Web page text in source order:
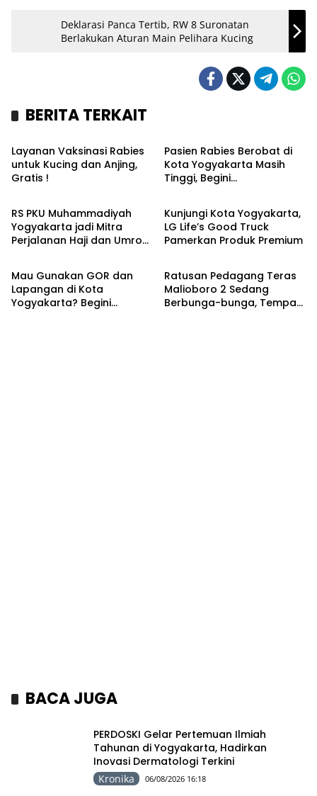
Deklarasi Panca Tertib, RW 8 Suronatan
Berlakukan Aturan Main Pelihara Kucing
BERITA TERKAIT
Kronika
Layanan Vaksinasi Rabies
untuk Kucing dan Anjing,
Gratis !
Pasien Rabies Berobat di
Kota Yogyakarta Masih
Tinggi, Begini
Kesehatan
RS PKU Muhammadiyah
Yogyakarta jadi Mitra
Perjalanan Haji dan Umroh,
Bisnis
Kunjungi Kota Yogyakarta,
LG Life’s Good Truck
Pamerkan Produk Premium
Sport
Mau Gunakan GOR dan
Lapangan di Kota
Yogyakarta? Begini
Headline
Ratusan Pedagang Teras
Malioboro 2 Sedang
Berbunga-bunga, Tempati
BACA JUGA
PERDOSKI Gelar Pertemuan Ilmiah
Tahunan di Yogyakarta, Hadirkan
Inovasi Dermatologi Terkini
Kronika 06/08/2026 16:18